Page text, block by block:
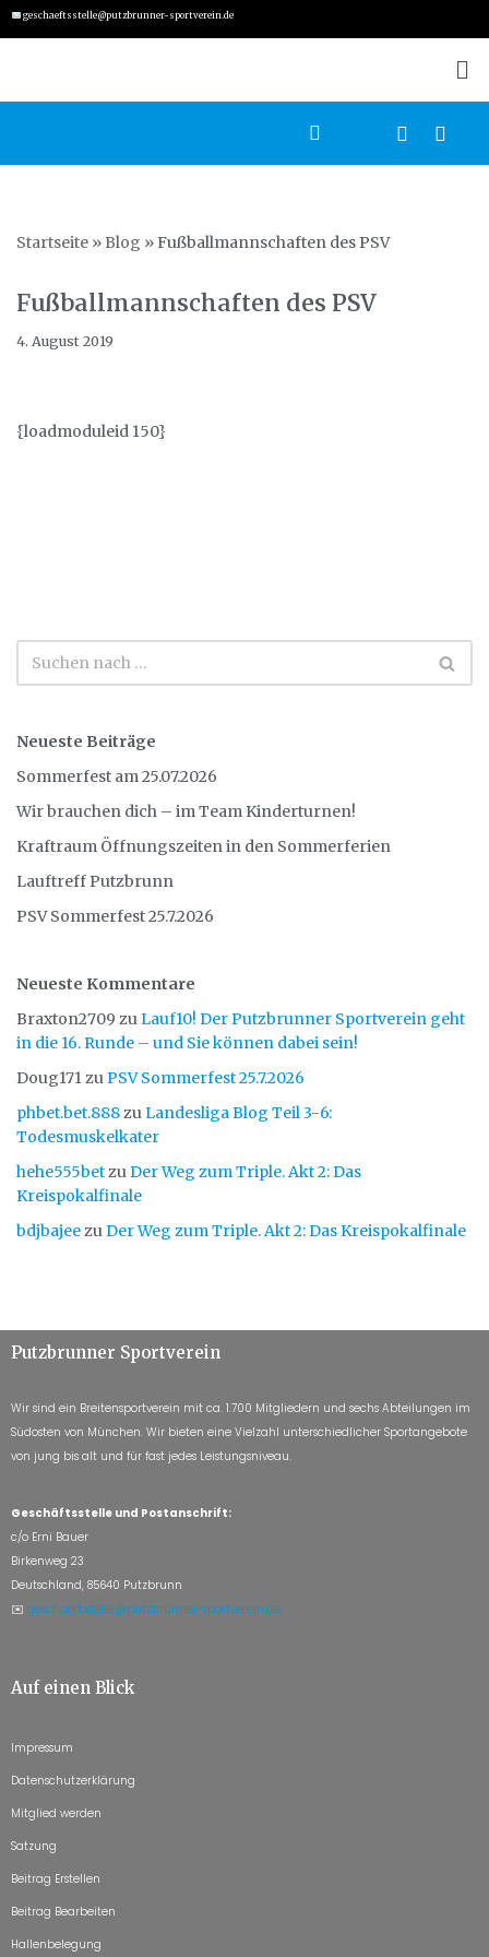
springen
geschaeftsstelle@putzbrunner-sportverein.de
Startseite » Blog »Fußballmannschaften des PSV
Fußballmannschaften des PSV
4. August 2019
{loadmoduleid 150}
Neueste Beiträge
Sommerfest am 25.07.2026
Wir brauchen dich – im Team Kinderturnen!
Kraftraum Öffnungszeiten in den Sommerferien
Lauftreff Putzbrunn
PSV Sommerfest 25.7.2026
Neueste Kommentare
Braxton2709 zuLauf10! Der Putzbrunner Sportverein geht
in die 16. Runde – und Sie können dabei sein!
Doug171zuPSV Sommerfest 25.7.2026
phbet.bet.888zuLandesliga Blog Teil 3-6:
Todesmuskelkater
hehe555betzuDer Weg zum Triple. Akt 2: Das
Kreispokalfinale
bdjbajeezuDer Weg zum Triple. Akt 2: Das Kreispokalfinale
Putzbrunner Sportverein
Wir sind ein Breitensportverein mit ca. 1.700 Mitgliedern und sechs Abteilungen im
Südosten von München. Wir bieten eine Vielzahl unterschiedlicher Sportangebote
von jung bis alt und für fast jedes Leistungsniveau.
Geschäftsstelle und Postanschrift:
c/o Erni Bauer
Birkenweg 23
Deutschland, 85640 Putzbrunn
✉️ geschaeftsstelle@putzbrunner-sportverein.de
Auf einen Blick
Impressum
Datenschutzerklärung
Mitglied werden
Satzung
Beitrag Erstellen
Beitrag Bearbeiten
Hallenbelegung